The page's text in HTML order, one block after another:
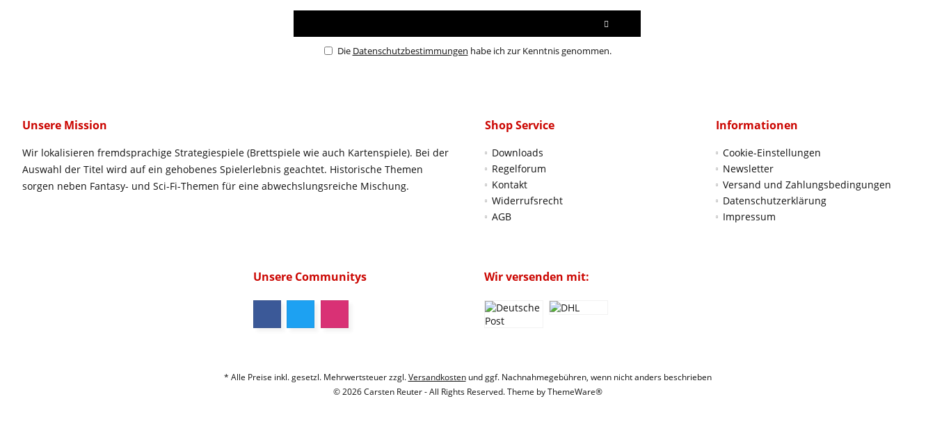
Die Datenschutzbestimmungen habe ich zur Kenntnis genommen.
Unsere Mission
Wir lokalisieren fremdsprachige Strategiespiele (Brettspiele wie auch Kartenspiele). Bei der
Auswahl der Titel wird auf ein gehobenes Spielerlebnis geachtet. Historische Themen
sorgen neben Fantasy- und Sci-Fi-Themen für eine abwechslungsreiche Mischung.
Shop Service
Downloads
Regelforum
Kontakt
Widerrufsrecht
AGB
Informationen
Cookie-Einstellungen
Newsletter
Versand und Zahlungsbedingungen
Datenschutzerklärung
Impressum
Unsere Communitys Wir versenden mit:
* Alle Preise inkl. gesetzl. Mehrwertsteuer zzgl.Versandkostenund ggf. Nachnahmegebühren, wenn nicht anders beschrieben
© 2026 Carsten Reuter - All Rights Reserved. Theme byThemeWare®